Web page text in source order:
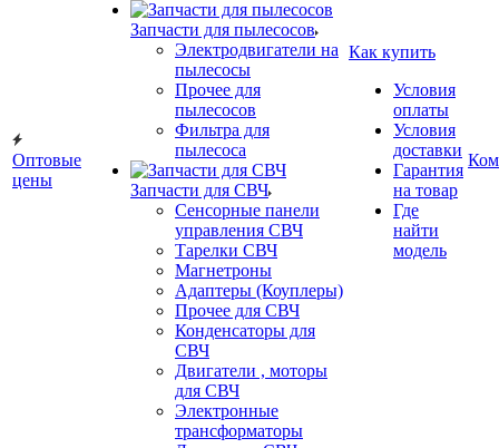
Оптовые
цены
Запчасти для пылесосов
Электродвигатели на
пылесосы
Прочее для
пылесосов
Фильтра для
пылесоса
Запчасти для СВЧ
Сенсорные панели
управления СВЧ
Тарелки СВЧ
Магнетроны
Адаптеры (Коуплеры)
Прочее для СВЧ
Конденсаторы для
СВЧ
Двигатели , моторы
для СВЧ
Электронные
трансформаторы
Как купить
Условия
оплаты
Условия
доставки
Гарантия
на товар
Где
найти
модель